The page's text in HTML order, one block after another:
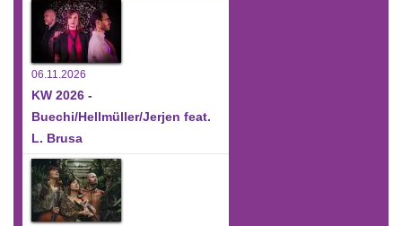
06.11.2026
KW 2026 -
Buechi/Hellmüller/Jerjen feat.
L. Brusa